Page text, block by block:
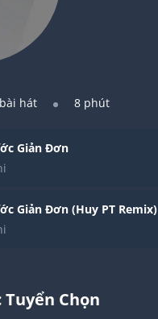
bài hát 8 phút
Giản Đơn
Giản Đơn (Huy PT Remix)
Tuyển Chọn